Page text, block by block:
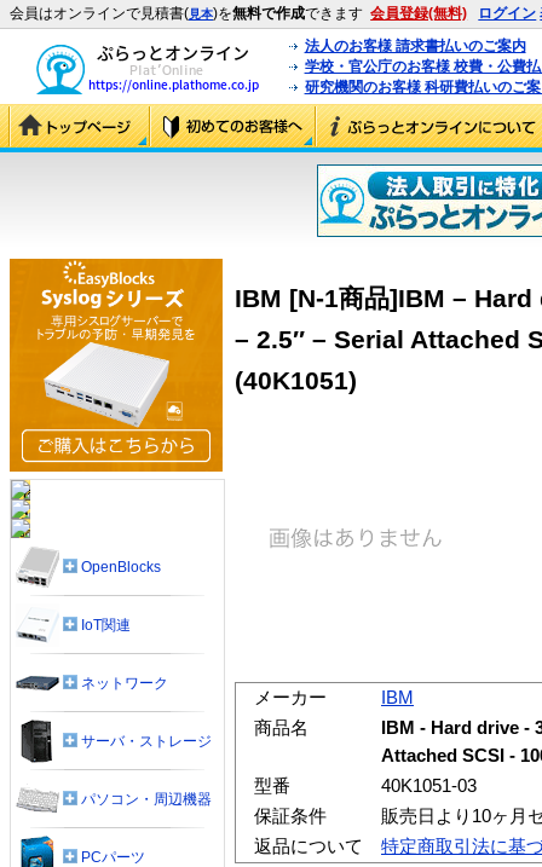
会員はオンラインで見積書(見本)を無料で作成できます 会員登録(無料) ログイン
法人のお客様 請求書払いのご案内
学校・官公庁のお客様 校費・公費
研究機関のお客様 科研費払いのご
IBM [N-1商品]IBM –
– 2.5″ – Serial Attached
(40K1051)
メーカー
IBM
商品名
IBM - Hard drive -
Attached SCSI -
型番
40K1051-03
保証条件
販売日より10ヶ月
返品について
特定商取引法に基
OpenBlocks
IoT関連
ネットワーク
サーバ・ストレージ
パソコン・周辺機器
PCパーツ